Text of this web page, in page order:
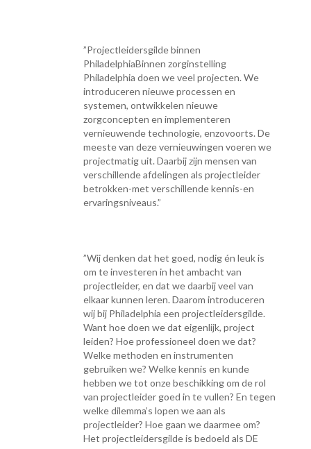
”Projectleidersgilde binnen
PhiladelphiaBinnen zorginstelling
Philadelphia doen we veel projecten. We
introduceren nieuwe processen en
systemen, ontwikkelen nieuwe
zorgconcepten en implementeren
vernieuwende technologie, enzovoorts. De
meeste van deze vernieuwingen voeren we
projectmatig uit. Daarbij zijn mensen van
verschillende afdelingen als projectleider
betrokken-met verschillende kennis-en
ervaringsniveaus.”
”Wij denken dat het goed, nodig én leuk is
om te investeren in het ambacht van
projectleider, en dat we daarbij veel van
elkaar kunnen leren. Daarom introduceren
wij bij Philadelphia een projectleidersgilde.
Want hoe doen we dat eigenlijk, project
leiden? Hoe professioneel doen we dat?
Welke methoden en instrumenten
gebruiken we? Welke kennis en kunde
hebben we tot onze beschikking om de rol
van projectleider goed in te vullen? En tegen
welke dilemma’s lopen we aan als
projectleider? Hoe gaan we daarmee om?
Het projectleidersgilde is bedoeld als DE